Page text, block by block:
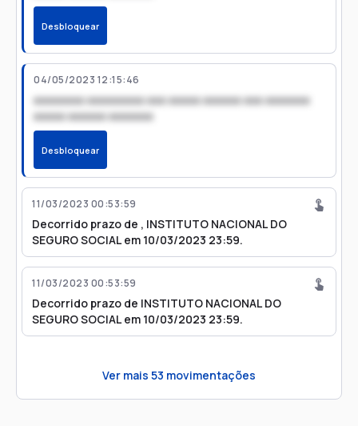
Desbloquear
04/05/2023 12:15:46
xxxxxxxx xxxxxxxxx xxx xxxxx xxxxxx xxx xxxxxxx
xxxxx xxxxxx xxxxxxx
Desbloquear
11/03/2023 00:53:59
Decorrido prazo de , INSTITUTO NACIONAL DO
SEGURO SOCIAL em 10/03/2023 23:59.
11/03/2023 00:53:59
Decorrido prazo de INSTITUTO NACIONAL DO
SEGURO SOCIAL em 10/03/2023 23:59.
Ver mais 53 movimentações